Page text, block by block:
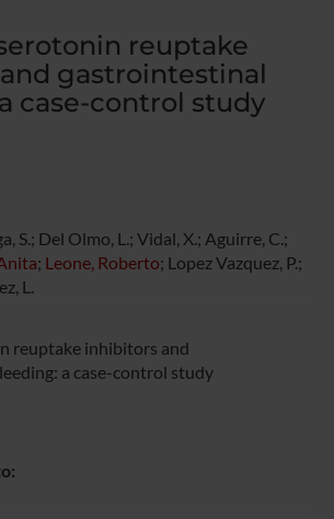
reuptake
gastrointestinal
case-control study
S.; Del Olmo, L.; Vidal, X.; Aguirre, C.;
; Leone, Roberto; Lopez Vazquez, P.;
L.
reuptake inhibitors and
a case-control study